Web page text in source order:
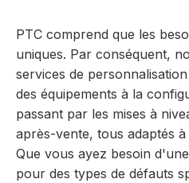
PTC comprend que les
uniques. Par conséquent,
services de
des équipements à la
passant par les mises à
après-vente, tous adaptés
Que vous ayez besoin
pour des types de défauts